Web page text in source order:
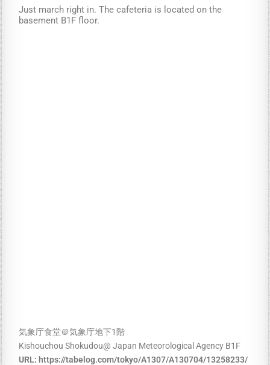
Just march right in. The cafeteria is located on the
basement B1F floor.
気象庁食堂＠気象庁地下1階
Kishouchou Shokudou@ Japan Meteorological Agency B1F
URL: https://tabelog.com/tokyo/A1307/A130704/13258233/